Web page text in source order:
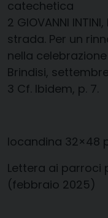
catechetica
2 GIOVANNI
strada. Per un
nella
Brindisi,
3 Cf. Ibidem, p. 7.
locandina 32×48
Lettera ai parroci
(febbraio 2025)